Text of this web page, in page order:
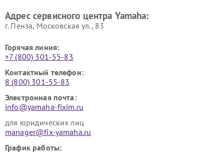
Адрес сервисного центра Yamaha:
г. Пенза, Московская ул., 83
Горячая линия:
+7 (800) 301-55-83
Контактный телефон:
8 (800) 301-55-83
Электронная почта:
info@yamaha-fixim.ru
для юридических лиц
manager@fix-yamaha.ru
График работы: